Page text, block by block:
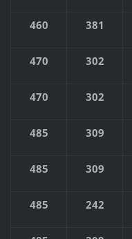
460 381
470 302
470 302
485 309
485 309
485 242